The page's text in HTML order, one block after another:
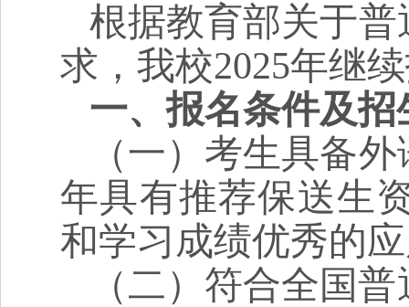
根据教育部关于
求，我校2025年继
一、报名条件及招
（一）考生具备
年具有推荐保送生
和学习成绩优秀的
（二）符合全国